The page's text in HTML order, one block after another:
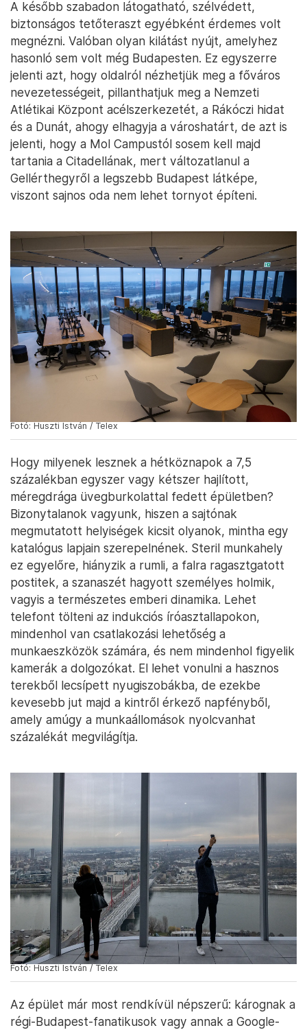
A később szabadon látogatható, szélvédett,
biztonságos tetőteraszt egyébként érdemes volt
megnézni. Valóban olyan kilátást nyújt, amelyhez
hasonló sem volt még Budapesten. Ez egyszerre
jelenti azt, hogy oldalról nézhetjük meg a főváros
nevezetességeit, pillanthatjuk meg a Nemzeti
Atlétikai Központ acélszerkezetét, a Rákóczi hidat
és a Dunát, ahogy elhagyja a városhatárt, de azt is
jelenti, hogy a Mol Campustól sosem kell majd
tartania a Citadellának, mert változatlanul a
Gellérthegyről a legszebb Budapest látképe,
viszont sajnos oda nem lehet tornyot építeni.
Fotó: Huszti István / Telex
Hogy milyenek lesznek a hétköznapok a 7,5
százalékban egyszer vagy kétszer hajlított,
méregdrága üvegburkolattal fedett épületben?
Bizonytalanok vagyunk, hiszen a sajtónak
megmutatott helyiségek kicsit olyanok, mintha egy
katalógus lapjain szerepelnének. Steril munkahely
ez egyelőre, hiányzik a rumli, a falra ragasztgatott
postitek, a szanaszét hagyott személyes holmik,
vagyis a természetes emberi dinamika. Lehet
telefont tölteni az indukciós íróasztallapokon,
mindenhol van csatlakozási lehetőség a
munkaeszközök számára, és nem mindenhol figyelik
kamerák a dolgozókat. El lehet vonulni a hasznos
terekből lecsípett nyugiszobákba, de ezekbe
kevesebb jut majd a kintről érkező napfényből,
amely amúgy a munkaállomások nyolcvanhat
százalékát megvilágítja.
Fotó: Huszti István / Telex
Az épület már most rendkívül népszerű: kárognak a
régi-Budapest-fanatikusok vagy annak a Google-